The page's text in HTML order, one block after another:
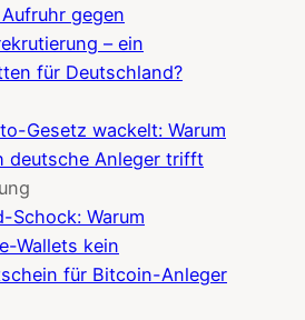
gegen
– ein
für Deutschland?
Gesetz wackelt: Warum
deutsche Anleger trifft
Schock: Warum
Wallets kein
für Bitcoin-Anleger